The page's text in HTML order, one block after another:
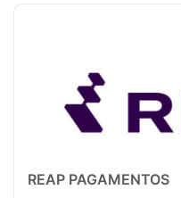
REAP PAGAMENTOS